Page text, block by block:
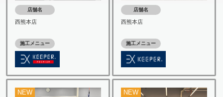
店舗名
西熊本店
施工メニュー
店舗名
西熊本店
施工メニュー
NEW NEW